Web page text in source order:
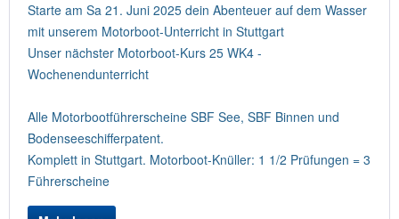
Starte am Sa 21. Juni 2025 dein Abenteuer auf dem Wasser
mit unserem Motorboot-Unterricht in Stuttgart
Unser nächster Motorboot-Kurs 25 WK4 -
Wochenendunterricht
Alle Motorbootführerscheine SBF See, SBF Binnen und
Bodenseeschifferpatent.
Komplett in Stuttgart. Motorboot-Knüller: 1 1/2 Prüfungen = 3
Führerscheine